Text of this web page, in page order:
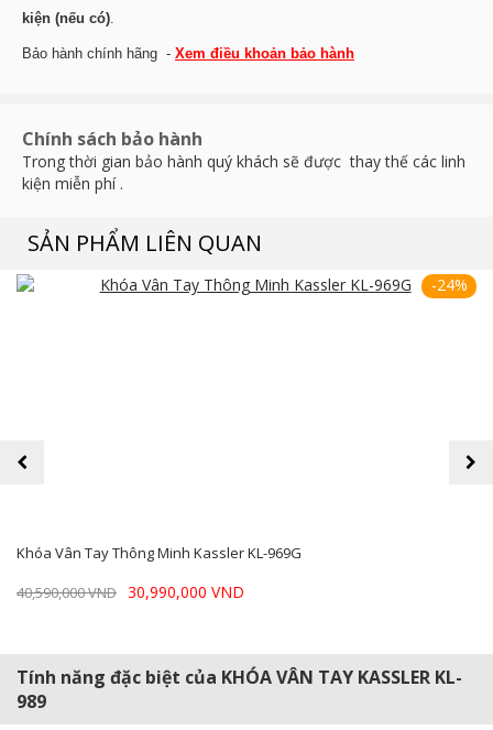
kiện (nếu có).
Bảo hành chính hãng - Xem điều khoản bảo hành
Chính sách bảo hành
Trong thời gian bảo hành quý khách sẽ được thay thế các linh
kiện miễn phí .
SẢN PHẨM LIÊN QUAN
-24%
Khóa Vân Tay Thông Minh Kassler KL-969G
40,590,000 VND 30,990,000 VND
prev next
Tính năng đặc biệt của KHÓA VÂN TAY KASSLER KL-
989